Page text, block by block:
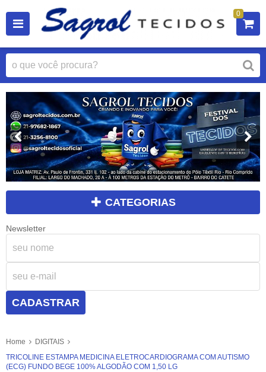
0
CATEGORIAS
Newsletter
CADASTRAR
Home
DIGITAIS
TRICOLINE ESTAMPA MEDICINA ELETROCARDIOGRAMA COM AUTISMO
(ECG) FUNDO BEGE 100% ALGODÃO COM 1,50 LG